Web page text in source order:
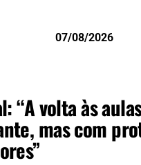
07/08/2026
“A volta às
mas com